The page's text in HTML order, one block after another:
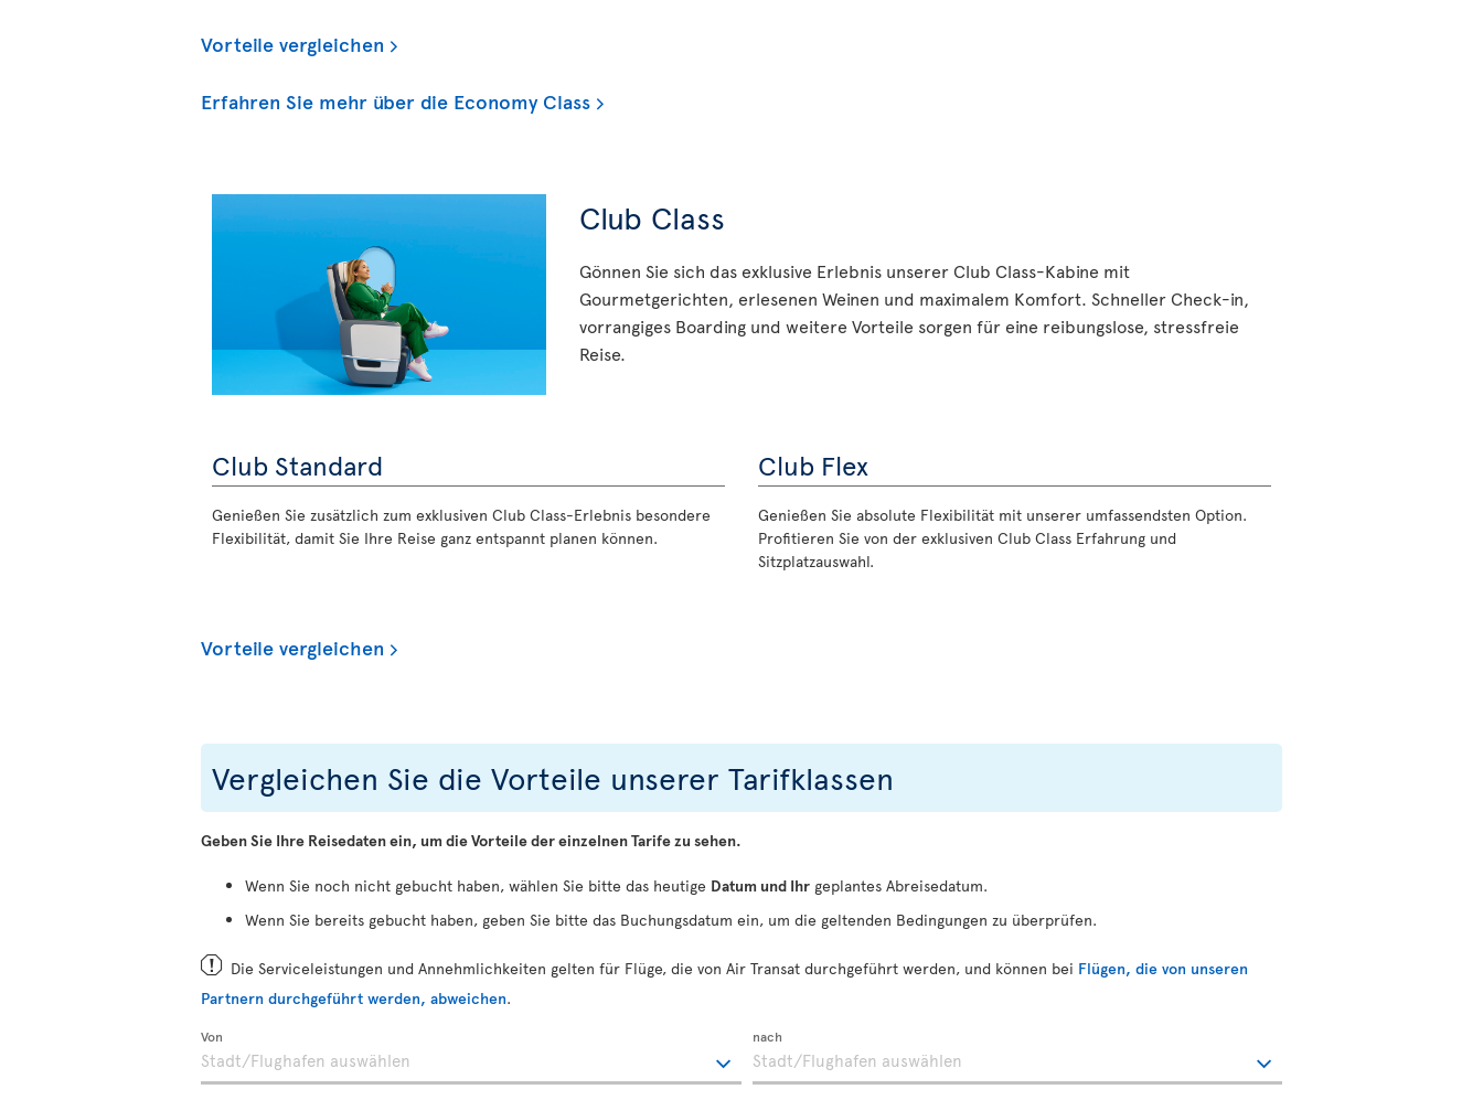
Vorteile vergleichen
Erfahren Sie mehr über die Economy Class
Club Class
Gönnen Sie sich das exklusive Erlebnis unserer Club Class-Kabine mit
Gourmetgerichten, erlesenen Weinen und maximalem Komfort. Schneller Check-in,
vorrangiges Boarding und weitere Vorteile sorgen für eine reibungslose, stressfreie
Reise.
Club Standard
Genießen Sie zusätzlich zum exklusiven Club Class-Erlebnis besondere
Flexibilität, damit Sie Ihre Reise ganz entspannt planen können.
Club Flex
Genießen Sie absolute Flexibilität mit unserer umfassendsten Option.
Profitieren Sie von der exklusiven Club Class Erfahrung und
Sitzplatzauswahl.
Vorteile vergleichen
Vergleichen Sie die Vorteile unserer Tarifklassen
Geben Sie Ihre Reisedaten ein, um die Vorteile der einzelnen Tarife zu sehen.
Wenn Sie noch nicht gebucht haben, wählen Sie bitte das heutige Datum und Ihr geplantes Abreisedatum.
Wenn Sie bereits gebucht haben, geben Sie bitte das Buchungsdatum ein, um die geltenden Bedingungen zu überprüfen.
Die Serviceleistungen und Annehmlichkeiten gelten für Flüge, die von Air Transat durchgeführt werden, und können bei Flügen, die von unseren
Partnern durchgeführt werden, abweichen.
Von nach